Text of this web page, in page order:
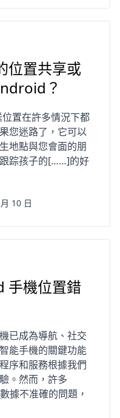
位置共享或
？
置在許多情況下都
您迷路了，它可以
地點與您會面的朋
踪孩子的[……]的好
10 日
手機位置錯
已成為導航、社交
能手機的關鍵功能
序和服務根據我們
。然而，許多
據不准確的問題，